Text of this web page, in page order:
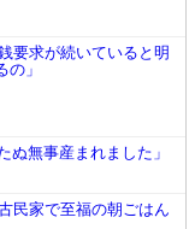
要求が続いていると明
」
ぬ無事産まれました」
民家で至福の朝ごはん